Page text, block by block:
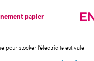
principal
papier
pour stocker l’électricité estivale